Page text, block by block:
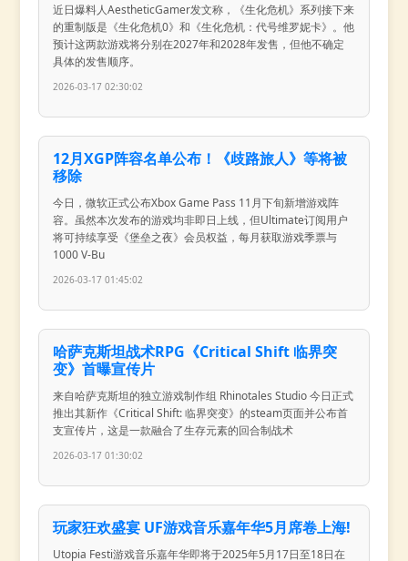
近日爆料人AestheticGamer发文称，《生化危机》系列接下来
的重制版是《生化危机0》和《生化危机：代号维罗妮卡》。他
预计这两款游戏将分别在2027年和2028年发售，但他不确定
具体的发售顺序。
2026-03-17 02:30:02
12月XGP阵容名单公布！《歧路旅人》等将被
移除
今日，微软正式公布Xbox Game Pass 11月下旬新增游戏阵
容。虽然本次发布的游戏均非即日上线，但Ultimate订阅用户
将可持续享受《堡垒之夜》会员权益，每月获取游戏季票与
1000 V-Bu
2026-03-17 01:45:02
哈萨克斯坦战术RPG《Critical Shift 临界突
变》首曝宣传片
来自哈萨克斯坦的独立游戏制作组 Rhinotales Studio 今日正式
推出其新作《Critical Shift: 临界突变》的steam页面并公布首
支宣传片，这是一款融合了生存元素的回合制战术
2026-03-17 01:30:02
玩家狂欢盛宴 UF游戏音乐嘉年华5月席卷上海!
Utopia Festi游戏音乐嘉年华即将于2025年5月17日至18日在